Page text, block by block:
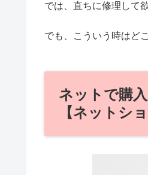
では、直ちに修理して
でも、こういう時はど
ネットで購
【ネットシ